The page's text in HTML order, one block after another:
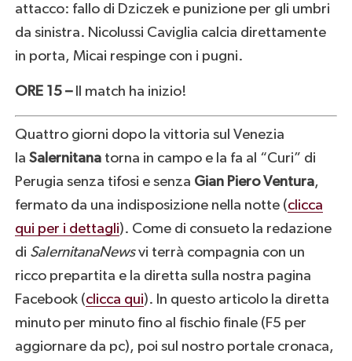
attacco: fallo di Dziczek e punizione per gli umbri
da sinistra. Nicolussi Caviglia calcia direttamente
in porta, Micai respinge con i pugni.
ORE 15 –Il match ha inizio!
Quattro giorni dopo la vittoria sul Venezia
la Salernitana torna in campo e la fa al “Curi” di
Perugia senza tifosi e senza Gian Piero Ventura,
fermato da una indisposizione nella notte (clicca
qui per i dettagli). Come di consueto la redazione
di SalernitanaNewsvi terrà compagnia con un
ricco prepartita e la diretta sulla nostra pagina
Facebook (clicca qui). In questo articolo la diretta
minuto per minuto fino al fischio finale (F5 per
aggiornare da pc), poi sul nostro portale cronaca,